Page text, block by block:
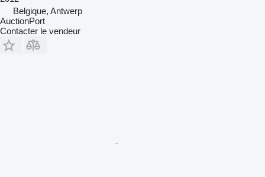
Belgique, Antwerp
AuctionPort
Contacter le vendeur